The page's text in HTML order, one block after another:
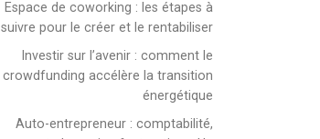
Espace de coworking : les étapes à
suivre pour le créer et le rentabiliser
Investir sur l’avenir : comment le
crowdfunding accélère la transition
énergétique
Auto-entrepreneur : comptabilité,